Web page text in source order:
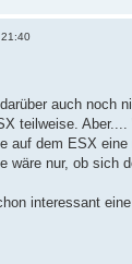
auch noch
teilweise.
auf dem ESX
wäre nur, ob sich
interessant